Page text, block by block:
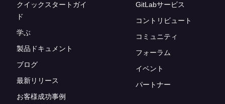
クイックスタートガイ
ド
学ぶ
製品ドキュメント
ブログ
最新リリース
お客様成功事例
GitLabサービス
コントリビュート
コミュニティ
フォーラム
イベント
パートナー